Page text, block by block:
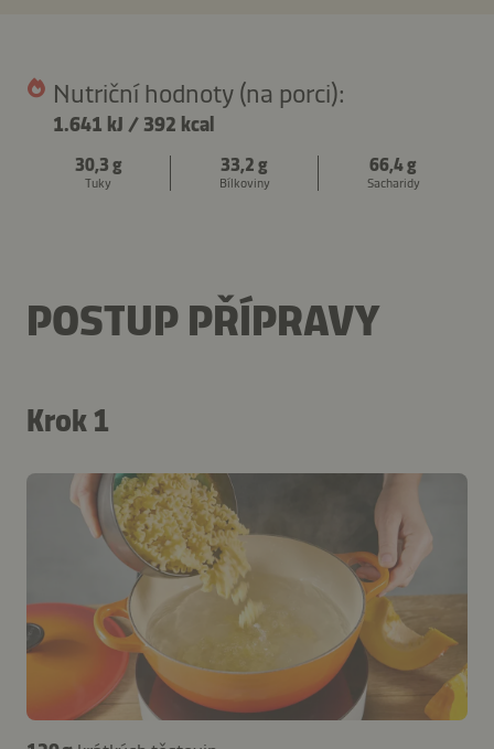
Nutriční hodnoty (na porci):
1.641 kJ / 392 kcal
30,3 g
Tuky
33,2 g
Bílkoviny
66,4 g
Sacharidy
POSTUP PŘÍPRAVY
Krok 1